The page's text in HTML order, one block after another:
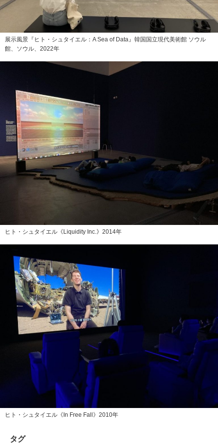
展示風景『ヒト・シュタイエル：A Sea of Data』韓国国立現代美術館 ソウル
館、ソウル、2022年
ヒト・シュタイエル《Liquidity Inc.》2014年
ヒト・シュタイエル《In Free Fall》2010年
タグ